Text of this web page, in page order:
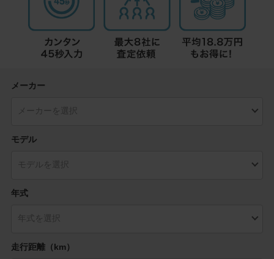
メーカー
モデル
年式
走行距離（km）